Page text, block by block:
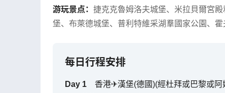
游玩景点： 捷克克魯姆洛夫城堡、 米拉貝爾宮殿
堡、 布萊德城堡、 普利特維采湖羣國家公園 、 霍
每日行程安排
Day 1
香港✈漢堡(德國)(經杜拜或巴黎或